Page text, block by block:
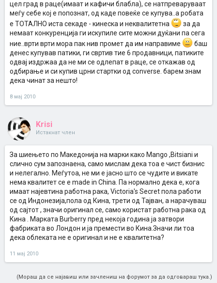
цел град в раце(имаат и кафичи блабла), се натпреваруваат
меѓу себе кој е попознат, од каде повеќе се купува..а робата
е ТОТАЛНО иста секаде - кинеска и неквалитетна
за да
немаат конкуренција ги искупиле сите можни дуќани па сега
ние..врти врти мора пак нив промет да им направиме
баш
денес купував патики, ги свртив тие 6 продавници, патиките
одвај издржаа да не ми се одлепат в раце, се откажав од
одбирање и си купив црни стартки од converse. барем знам
дека чинат за нешто!
8 мај 2010
Krisi
Истакнат член
За шиењето по Македонија на марки како Mango ,Bitsiani и
слично сум запознаена, само мислам дека тоа е чист бизнис
и нелегално. Меѓутоа, не ми е јасно што се чудите и викате
нема квалитет се е made in China. Па нормално дека е, кога
имаат најевтина работна рака, Victoria's Secret пола работи
се од Индонезија,пола од Кина, трети од Тајван, а нарачуваш
од сајтот , значи оригинал се, само користат работна рака од
Кина . Марката Burberry пред некоја година ја затвори
фабриката во Лондон и ја премести во Кина.Значи ли тоа
дека облеката не е оригинал и не е квалитетна?
11 мај 2010
(Мораш да се најавиш или зачлениш на форумот за да одговараш тука.)